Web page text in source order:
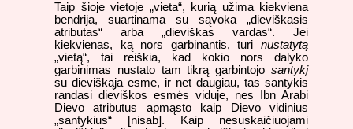
Taip šioje vietoje „vieta“, kurią užima kiekviena
bendrija, suartinama su sąvoka „dieviškasis
atributas“ arba „dieviškas vardas“. Jei
kiekvienas, ką nors garbinantis, turi nustatytą
„vietą“, tai reiškia, kad kokio nors dalyko
garbinimas nustato tam tikrą garbintojo santykį
su dieviškąja esme, ir net daugiau, tas santykis
randasi dieviškos esmės viduje, nes Ibn Arabi
Dievo atributus apmąsto kaip Dievo vidinius
„santykius“ [nisab]. Kaip nesuskaičiuojami